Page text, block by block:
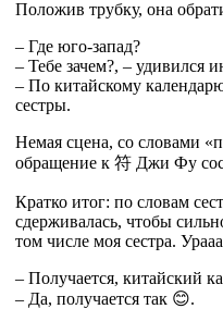
Положив трубку, она
– Где юго-запад?
– Тебе зачем?, – удивился
– По китайскому календарю
сестры.
Немая сцена, со словами
обращение к 符 Джи Фу
Кратко итог: по словам
сдерживалась, чтобы
том числе моя сестра.
– Получается, китайский
– Да, получается так 😊.